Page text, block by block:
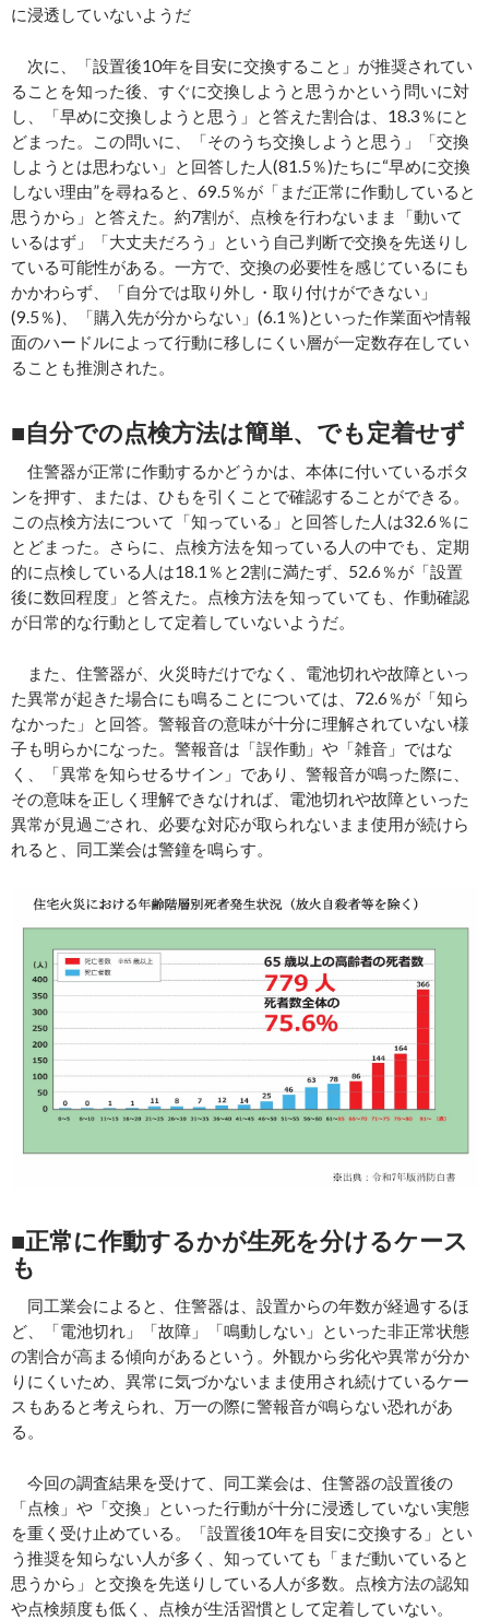
に浸透していないようだ
次に、「設置後10年を目安に交換すること」が推奨されてい
ることを知った後、すぐに交換しようと思うかという問いに対
し、「早めに交換しようと思う」と答えた割合は、18.3％にと
どまった。この問いに、「そのうち交換しようと思う」「交換
しようとは思わない」と回答した人(81.5％)たちに“早めに交換
しない理由”を尋ねると、69.5％が「まだ正常に作動していると
思うから」と答えた。約7割が、点検を行わないまま「動いて
いるはず」「大丈夫だろう」という自己判断で交換を先送りし
ている可能性がある。一方で、交換の必要性を感じているにも
かかわらず、「自分では取り外し・取り付けができない」
(9.5％)、「購入先が分からない」(6.1％)といった作業面や情報
面のハードルによって行動に移しにくい層が一定数存在してい
ることも推測された。
■自分での点検方法は簡単、でも定着せず
住警器が正常に作動するかどうかは、本体に付いているボタ
ンを押す、または、ひもを引くことで確認することができる。
この点検方法について「知っている」と回答した人は32.6％に
とどまった。さらに、点検方法を知っている人の中でも、定期
的に点検している人は18.1％と2割に満たず、52.6％が「設置
後に数回程度」と答えた。点検方法を知っていても、作動確認
が日常的な行動として定着していないようだ。
また、住警器が、火災時だけでなく、電池切れや故障といっ
た異常が起きた場合にも鳴ることについては、72.6％が「知ら
なかった」と回答。警報音の意味が十分に理解されていない様
子も明らかになった。警報音は「誤作動」や「雑音」ではな
く、「異常を知らせるサイン」であり、警報音が鳴った際に、
その意味を正しく理解できなければ、電池切れや故障といった
異常が見過ごされ、必要な対応が取られないまま使用が続けら
れると、同工業会は警鐘を鳴らす。
■正常に作動するかが生死を分けるケース
も
同工業会によると、住警器は、設置からの年数が経過するほ
ど、「電池切れ」「故障」「鳴動しない」といった非正常状態
の割合が高まる傾向があるという。外観から劣化や異常が分か
りにくいため、異常に気づかないまま使用され続けているケー
スもあると考えられ、万一の際に警報音が鳴らない恐れがあ
る。
今回の調査結果を受けて、同工業会は、住警器の設置後の
「点検」や「交換」といった行動が十分に浸透していない実態
を重く受け止めている。「設置後10年を目安に交換する」とい
う推奨を知らない人が多く、知っていても「まだ動いていると
思うから」と交換を先送りしている人が多数。点検方法の認知
や点検頻度も低く、点検が生活習慣として定着していない。